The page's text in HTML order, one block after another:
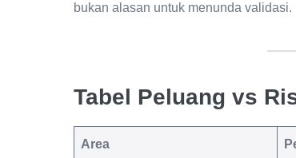
bukan alasan untuk menunda validasi.
Tabel Peluang vs
Area